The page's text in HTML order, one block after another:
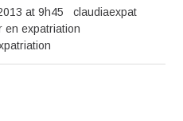
at 9h45
en expatriation
claudiaexpat